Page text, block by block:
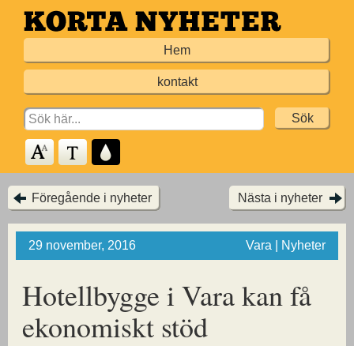
Hoppa
till
Hem
kontakt
Search
for:
Föregående i nyheter Nästa i nyheter
29 november, 2016 Vara | Nyheter
Hotellbygge i Vara kan få
ekonomiskt stöd